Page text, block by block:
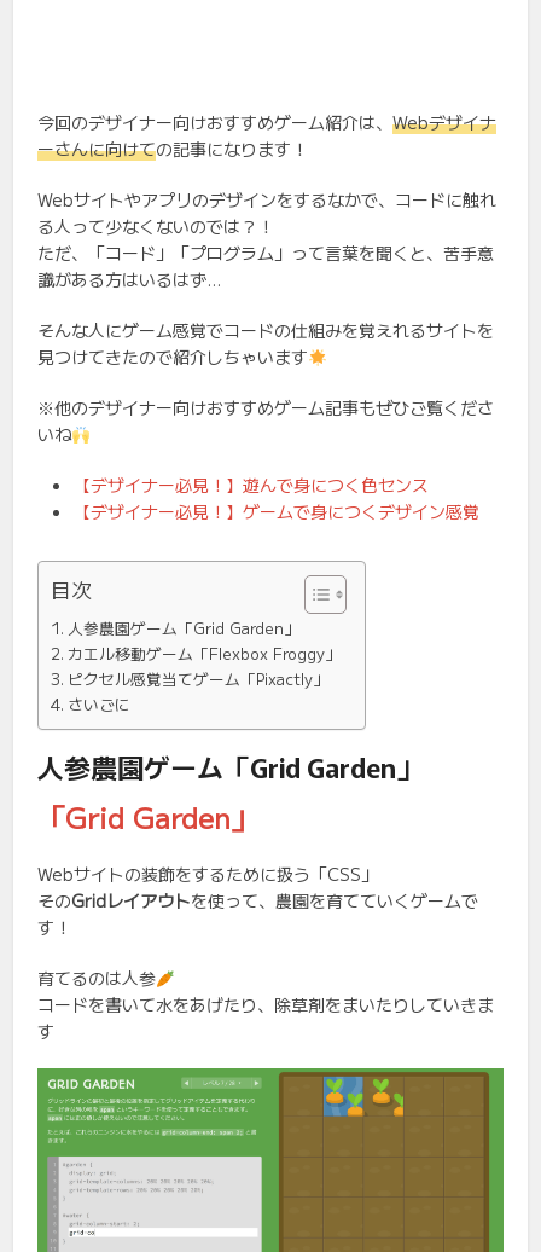
今回のデザイナー向けおすすめゲーム紹介は、Webデザイナ
ーさんに向けての記事になります！
Webサイトやアプリのデザインをするなかで、コードに触れ
る人って少なくないのでは？！
ただ、「コード」「プログラム」って言葉を聞くと、苦手意
識がある方はいるはず…
そんな人にゲーム感覚でコードの仕組みを覚えれるサイトを
見つけてきたので紹介しちゃいます
※他のデザイナー向けおすすめゲーム記事もぜひご覧くださ
いね
【デザイナー必見！】遊んで身につく色センス
【デザイナー必見！】ゲームで身につくデザイン感覚
目次
人参農園ゲーム「Grid Garden」
カエル移動ゲーム「Flexbox Froggy」
ピクセル感覚当てゲーム「Pixactly」
さいごに
人参農園ゲーム「Grid Garden」
「Grid Garden」
Webサイトの装飾をするために扱う「CSS」
そのGridレイアウトを使って、農園を育てていくゲームで
す！
育てるのは人参
コードを書いて水をあげたり、除草剤をまいたりしていきま
す